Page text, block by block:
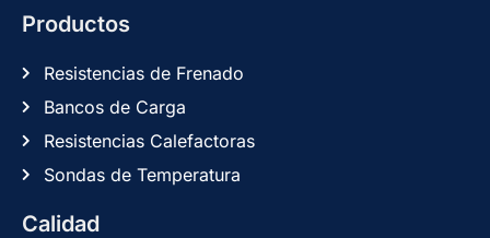
Productos
Resistencias de Frenado
Bancos de Carga
Resistencias Calefactoras
Sondas de Temperatura
Calidad